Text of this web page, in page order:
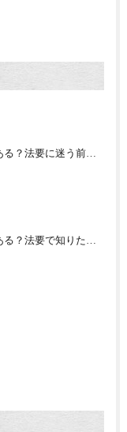
供養にはどんな種類がある？法要に迷う前に知る意味
戒名にはどんな意味がある？法要で知りたい仏教の心